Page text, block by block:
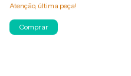
Atenção, última peça!
Comprar